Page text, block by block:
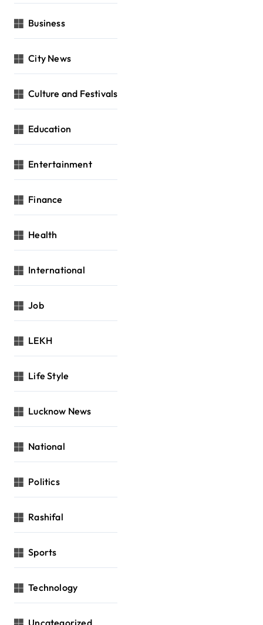
Business
City News
Culture and Festivals
Education
Entertainment
Finance
Health
International
Job
LEKH
Life Style
Lucknow News
National
Politics
Rashifal
Sports
Technology
Uncategorized